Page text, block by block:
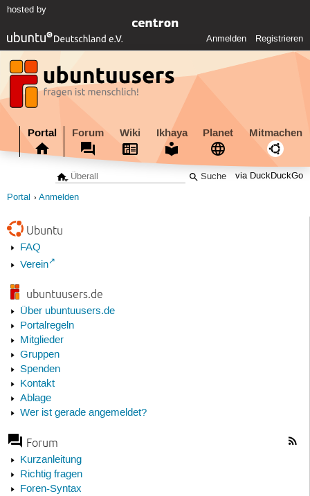
hosted by
Anmelden Registrieren
Portal Forum Wiki Ikhaya Planet Mitmachen
via DuckDuckGo
Portal Anmelden
Ubuntu
FAQ
Verein
ubuntuusers.de
Über ubuntuusers.de
Portalregeln
Mitglieder
Gruppen
Spenden
Kontakt
Ablage
Wer ist gerade angemeldet?
Forum
Kurzanleitung
Richtig fragen
Foren-Syntax